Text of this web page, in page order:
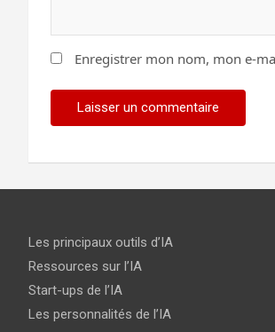
Enregistrer mon nom, mon e-
Les principaux outils d’IA
Ressources sur l’IA
Start-ups de l’IA
Les personnalités de l’IA